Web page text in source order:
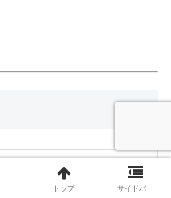
トップ サイドバー